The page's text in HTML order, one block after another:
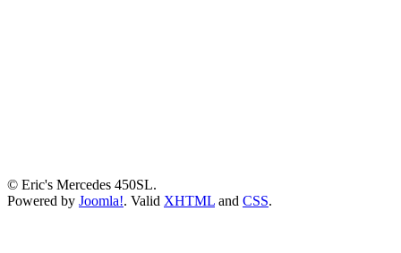
© Eric's Mercedes 450SL.
Powered by Joomla!. Valid XHTML and CSS.